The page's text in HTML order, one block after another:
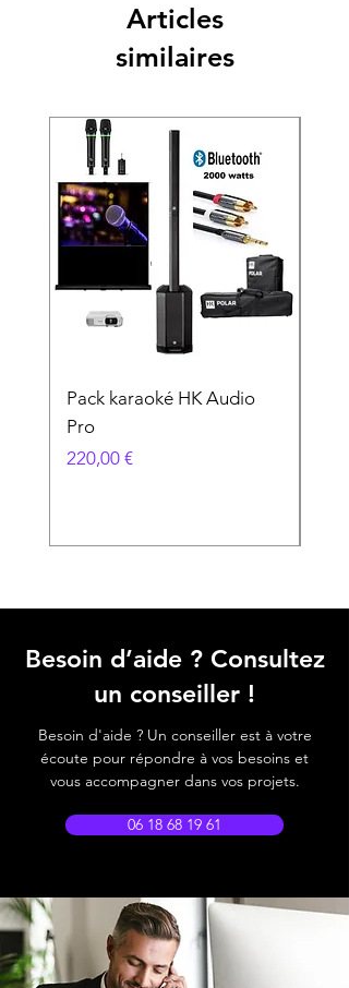
Articles
similaires
Pack karaoké HK Audio
Pro
Prix
220,00 €
Besoin d’aide ? Consultez
un conseiller !
Besoin d'aide ? Un conseiller est à votre
écoute pour répondre à vos besoins et
vous accompagner dans vos projets.
06 18 68 19 61